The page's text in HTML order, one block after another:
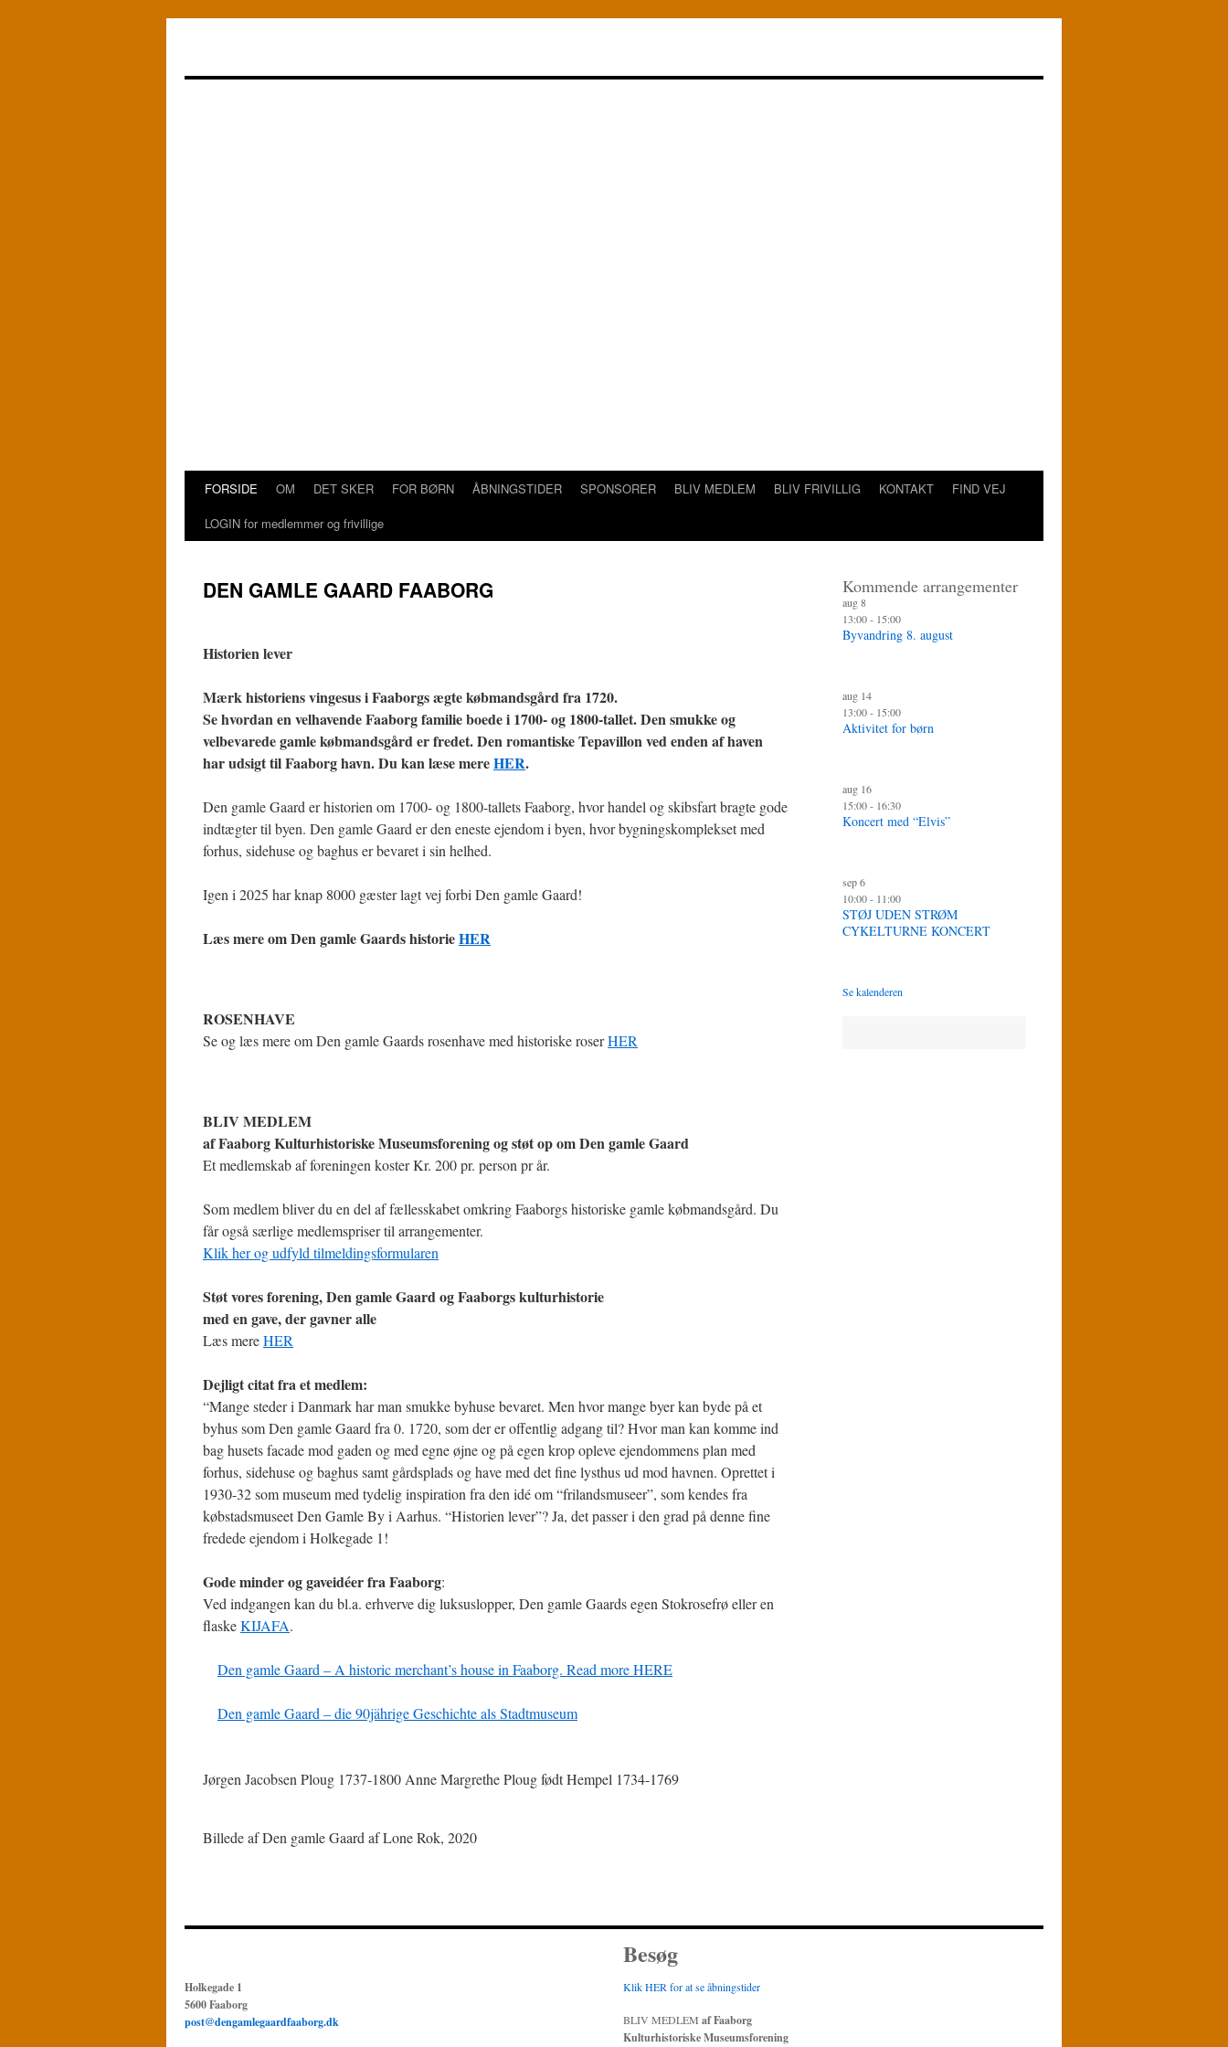
HopFORSIDE OM DET SKER FOR BØRN ÅBNINGSTIDER SPONSORER BLIV MEDLEM BLIV FRIVILLIG KONTAKT
FIND VEJ
LOGIN for medlemmer og frivillige
DEN GAMLE GAARD FAABORG
Historien lever
Mærk historiens vingesus i Faaborgs ægte købmandsgård fra 1720.
Se hvordan en velhavende Faaborg familie boede i 1700- og 1800-tallet. Den smukke og
velbevarede gamle købmandsgård er fredet. Den romantiske Tepavillon ved enden af haven
har udsigt til Faaborg havn. Du kan læse mereHER.
Den gamle Gaard er historien om 1700- og 1800-tallets Faaborg, hvor handel og skibsfart bragte gode
indtægter til byen. Den gamle Gaard er den eneste ejendom i byen, hvor bygningskomplekset med
forhus, sidehuse og baghus er bevaret i sin helhed.
Igen i 2025 har knap 8000 gæster lagt vej forbi Den gamle Gaard!
Læs mere om Den gamle Gaards historieHER
ROSENHAVE
Se og læs mere om Den gamle Gaards rosenhave med historiske roserHER
BLIV MEDLEM
af Faaborg Kulturhistoriske Museumsforening og støt op om Den gamle Gaard
Et medlemskab af foreningen koster Kr. 200 pr. person pr år.
Som medlem bliver du en del af fællesskabet omkring Faaborgs historiske gamle købmandsgård. Du
får også særlige medlemspriser til arrangementer.
Klik her og udfyld tilmeldingsformularen
Støt vores forening, Den gamle Gaard og Faaborgs kulturhistorie
med en gave, der gavner alle
Læs mereHER
Dejligt citat fra et medlem:
“Mange steder i Danmark har man smukke byhuse bevaret. Men hvor mange byer kan byde på et
byhus som Den gamle Gaard fra 0. 1720, som der er offentlig adgang til? Hvor man kan komme ind
bag husets facade mod gaden og med egne øjne og på egen krop opleve ejendommens plan med
forhus, sidehuse og baghus samt gårdsplads og have med det fine lysthus ud mod havnen. Oprettet i
1930-32 som museum med tydelig inspiration fra den idé om “frilandsmuseer”, som kendes fra
købstadsmuseet Den Gamle By i Aarhus. “Historien lever”? Ja, det passer i den grad på denne fine
fredede ejendom i Holkegade 1!
Gode minder og gaveidéer fra Faaborg:
Ved indgangen kan du bl.a. erhverve dig luksuslopper, Den gamle Gaards egen Stokrosefrø eller en
flaskeKIJAFA.
Den gamle Gaard – A historic merchant’s house in Faaborg. Read more HERE
Den gamle Gaard – die 90jährige Geschichte als Stadtmuseum
Jørgen Jacobsen Ploug 1737-1800 Anne Margrethe Ploug født Hempel 1734-1769
Billede af Den gamle Gaard af Lone Rok, 2020
Kommende arrangementer
aug8
13:00- 15:00
Byvandring 8. august
aug 14
13:00- 15:00
Aktivitet for børn
aug 16
15:00- 16:30
Koncert med “Elvis”
sep6
10:00- 11:00
STØJ UDEN STRØM
CYKELTURNE KONCERT
Se kalenderen
Holkegade 1
5600 Faaborg
post@dengamlegaardfaaborg.dk
Besøg
Klik HER for at se åbningstider
BLIV MEDLEM af Faaborg
Kulturhistoriske Museumsforening